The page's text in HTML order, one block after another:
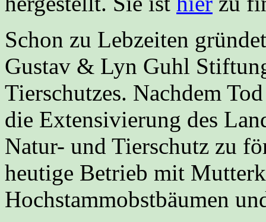
Schon zu Lebzeiten
Gustav & Lyn Guhl
Tierschutzes. Nachdem
die Extensivierung des
Natur- und Tierschutz zu
heutige Betrieb mit
Hochstammobstbäumen